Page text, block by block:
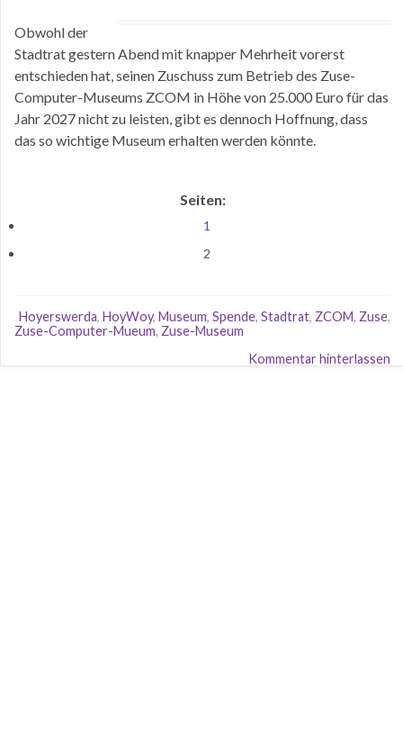
Obwohl der
Stadtrat gestern Abend mit knapper Mehrheit vorerst
entschieden hat, seinen Zuschuss zum Betrieb des Zuse-
Computer-Museums ZCOM in Höhe von 25.000 Euro für das
Jahr 2027 nicht zu leisten, gibt es dennoch Hoffnung, dass
das so wichtige Museum erhalten werden könnte.
Seiten:
1
2
Hoyerswerda, HoyWoy, Museum, Spende, Stadtrat, ZCOM, Zuse,
Zuse-Computer-Mueum, Zuse-Museum
Kommentar hinterlassen